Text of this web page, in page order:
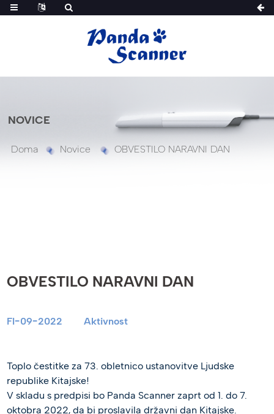
NOVICE
Doma Novice OBVESTILO NARAVNI DAN
OBVESTILO NARAVNI DAN
FI-09-2022 Aktivnost
Toplo čestitke za 73. obletnico ustanovitve Ljudske
republike Kitajske!
V skladu s predpisi bo Panda Scanner zaprt od 1. do 7.
oktobra 2022, da bi proslavila državni dan Kitajske.